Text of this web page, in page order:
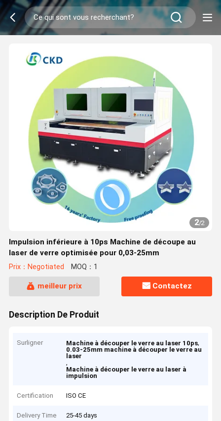
2/2
Impulsion inférieure à 10ps Machine de découpe au
laser de verre optimisée pour 0,03-25mm
Prix：Negotiated MOQ：1
meilleur prix Contactez
Description De Produit
Surligner Machine à découper le verre au laser 10ps,
0.03-25mm machine à découper le verre au
laser
,
Machine à découper le verre au laser à
impulsion
Certification ISO CE
Delivery Time 25-45 days